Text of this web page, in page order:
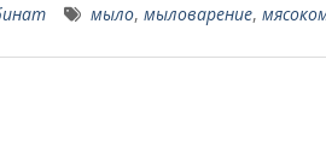
мыло, мыловарение,